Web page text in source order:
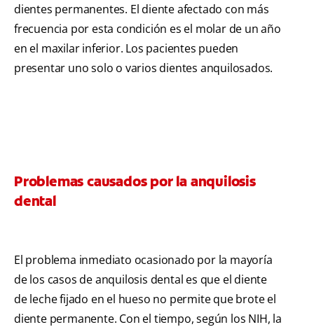
dientes permanentes. El diente afectado con más
frecuencia por esta condición es el molar de un año
en el maxilar inferior. Los pacientes pueden
presentar uno solo o varios dientes anquilosados.
Problemas causados por la anquilosis
dental
El problema inmediato ocasionado por la mayoría
de los casos de anquilosis dental es que el diente
de leche fijado en el hueso no permite que brote el
diente permanente. Con el tiempo, según los NIH, la